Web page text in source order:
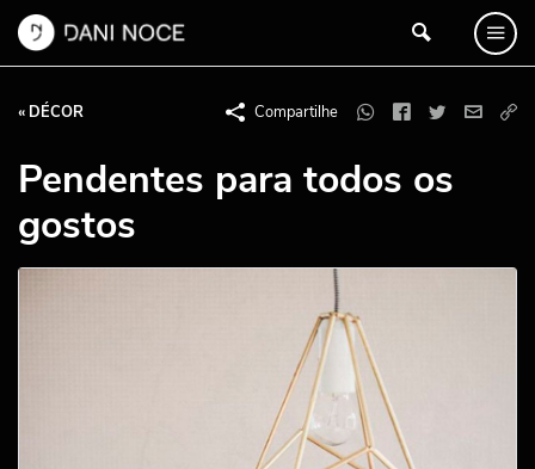
« DÉCOR Compartilhe
Pendentes para todos os
gostos